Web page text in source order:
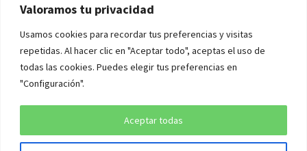
Valoramos tu privacidad
Usamos cookies para recordar tus preferencias y visitas
repetidas. Al hacer clic en "Aceptar todo", aceptas el uso de
todas las cookies. Puedes elegir tus preferencias en
"Configuración".
Aceptar todas
AVISO LEGAL Y POLÍTICAS
Aviso legal
Política de cookies